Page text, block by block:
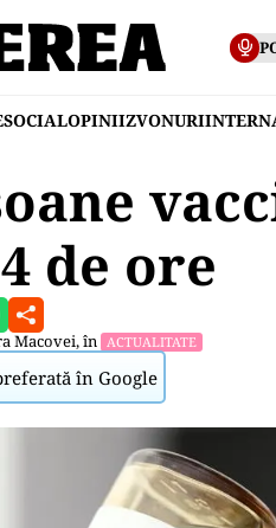
SOCIALOPINIIZVONURI
de ore
Macovei, în ACTUALITATE
în Google